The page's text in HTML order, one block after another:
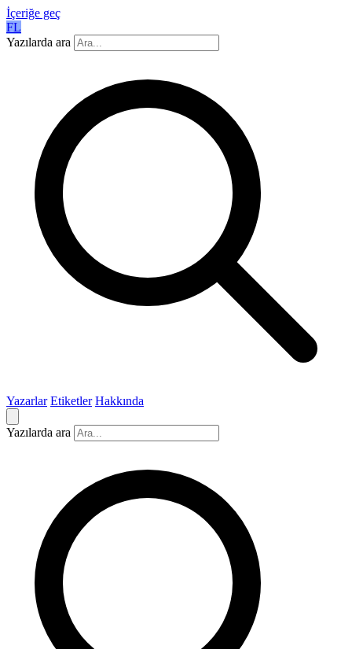
İçeriğe geç
FL
Yazılarda ara
Yazarlar Etiketler Hakkında
Yazılarda ara